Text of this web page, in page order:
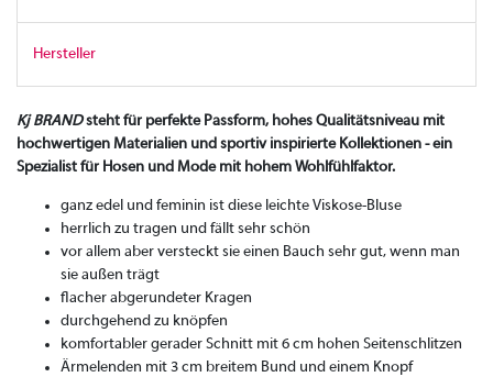
Hersteller
Kj BRANDsteht für perfekte Passform, hohes Qualitätsniveau mit
hochwertigen Materialien und sportiv inspirierte Kollektionen - ein
Spezialist für Hosen und Mode mit hohem Wohlfühlfaktor.
ganz edel und feminin ist diese leichte Viskose-Bluse
herrlich zu tragen und fällt sehr schön
vor allem aber versteckt sie einen Bauch sehr gut, wenn man
sie außen trägt
flacher abgerundeter Kragen
durchgehend zu knöpfen
komfortabler gerader Schnitt mit 6 cm hohen Seitenschlitzen
Ärmelenden mit 3 cm breitem Bund und einem Knopf